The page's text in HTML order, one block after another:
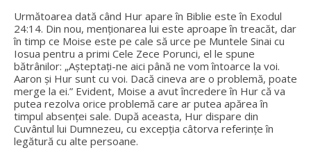
Următoarea dată când Hur apare în Biblie este în Exodul
24:14. Din nou, menționarea lui este aproape în treacăt, dar
în timp ce Moise este pe cale să urce pe Muntele Sinai cu
Iosua pentru a primi Cele Zece Porunci, el le spune
bătrânilor: „Așteptați-ne aici până ne vom întoarce la voi.
Aaron și Hur sunt cu voi. Dacă cineva are o problemă, poate
merge la ei.” Evident, Moise a avut încredere în Hur că va
putea rezolva orice problemă care ar putea apărea în
timpul absenței sale. După aceasta, Hur dispare din
Cuvântul lui Dumnezeu, cu excepția câtorva referințe în
legătură cu alte persoane.